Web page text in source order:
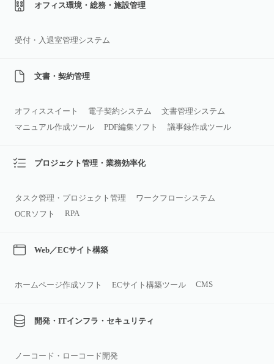
オフィス環境・総務・施設管理
受付・入退室管理システム
文書・契約管理
オフィススイート 電子契約システム
文書管理システム
マニュアル作成ツール
PDF編集ソフト 議事録作成ツール
プロジェクト管理・業務効率化
タスク管理・プロジェクト管理
ワークフローシステム
OCRソフト
RPA
Web／ECサイト構築
ホームページ作成ソフト ECサイト構築ツール CMS
開発・ITインフラ・セキュリティ
ノーコード・ローコード開発